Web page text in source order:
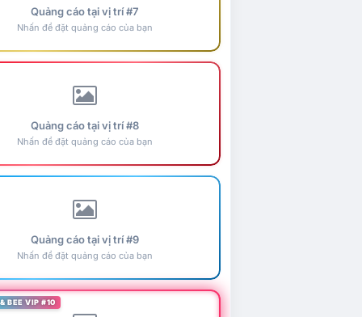
Quảng cáo tại vị trí #7
Nhấn để đặt quảng cáo của bạn
Quảng cáo tại vị trí #8
Nhấn để đặt quảng cáo của bạn
Quảng cáo tại vị trí #9
Nhấn để đặt quảng cáo của bạn
BEE VIP #10